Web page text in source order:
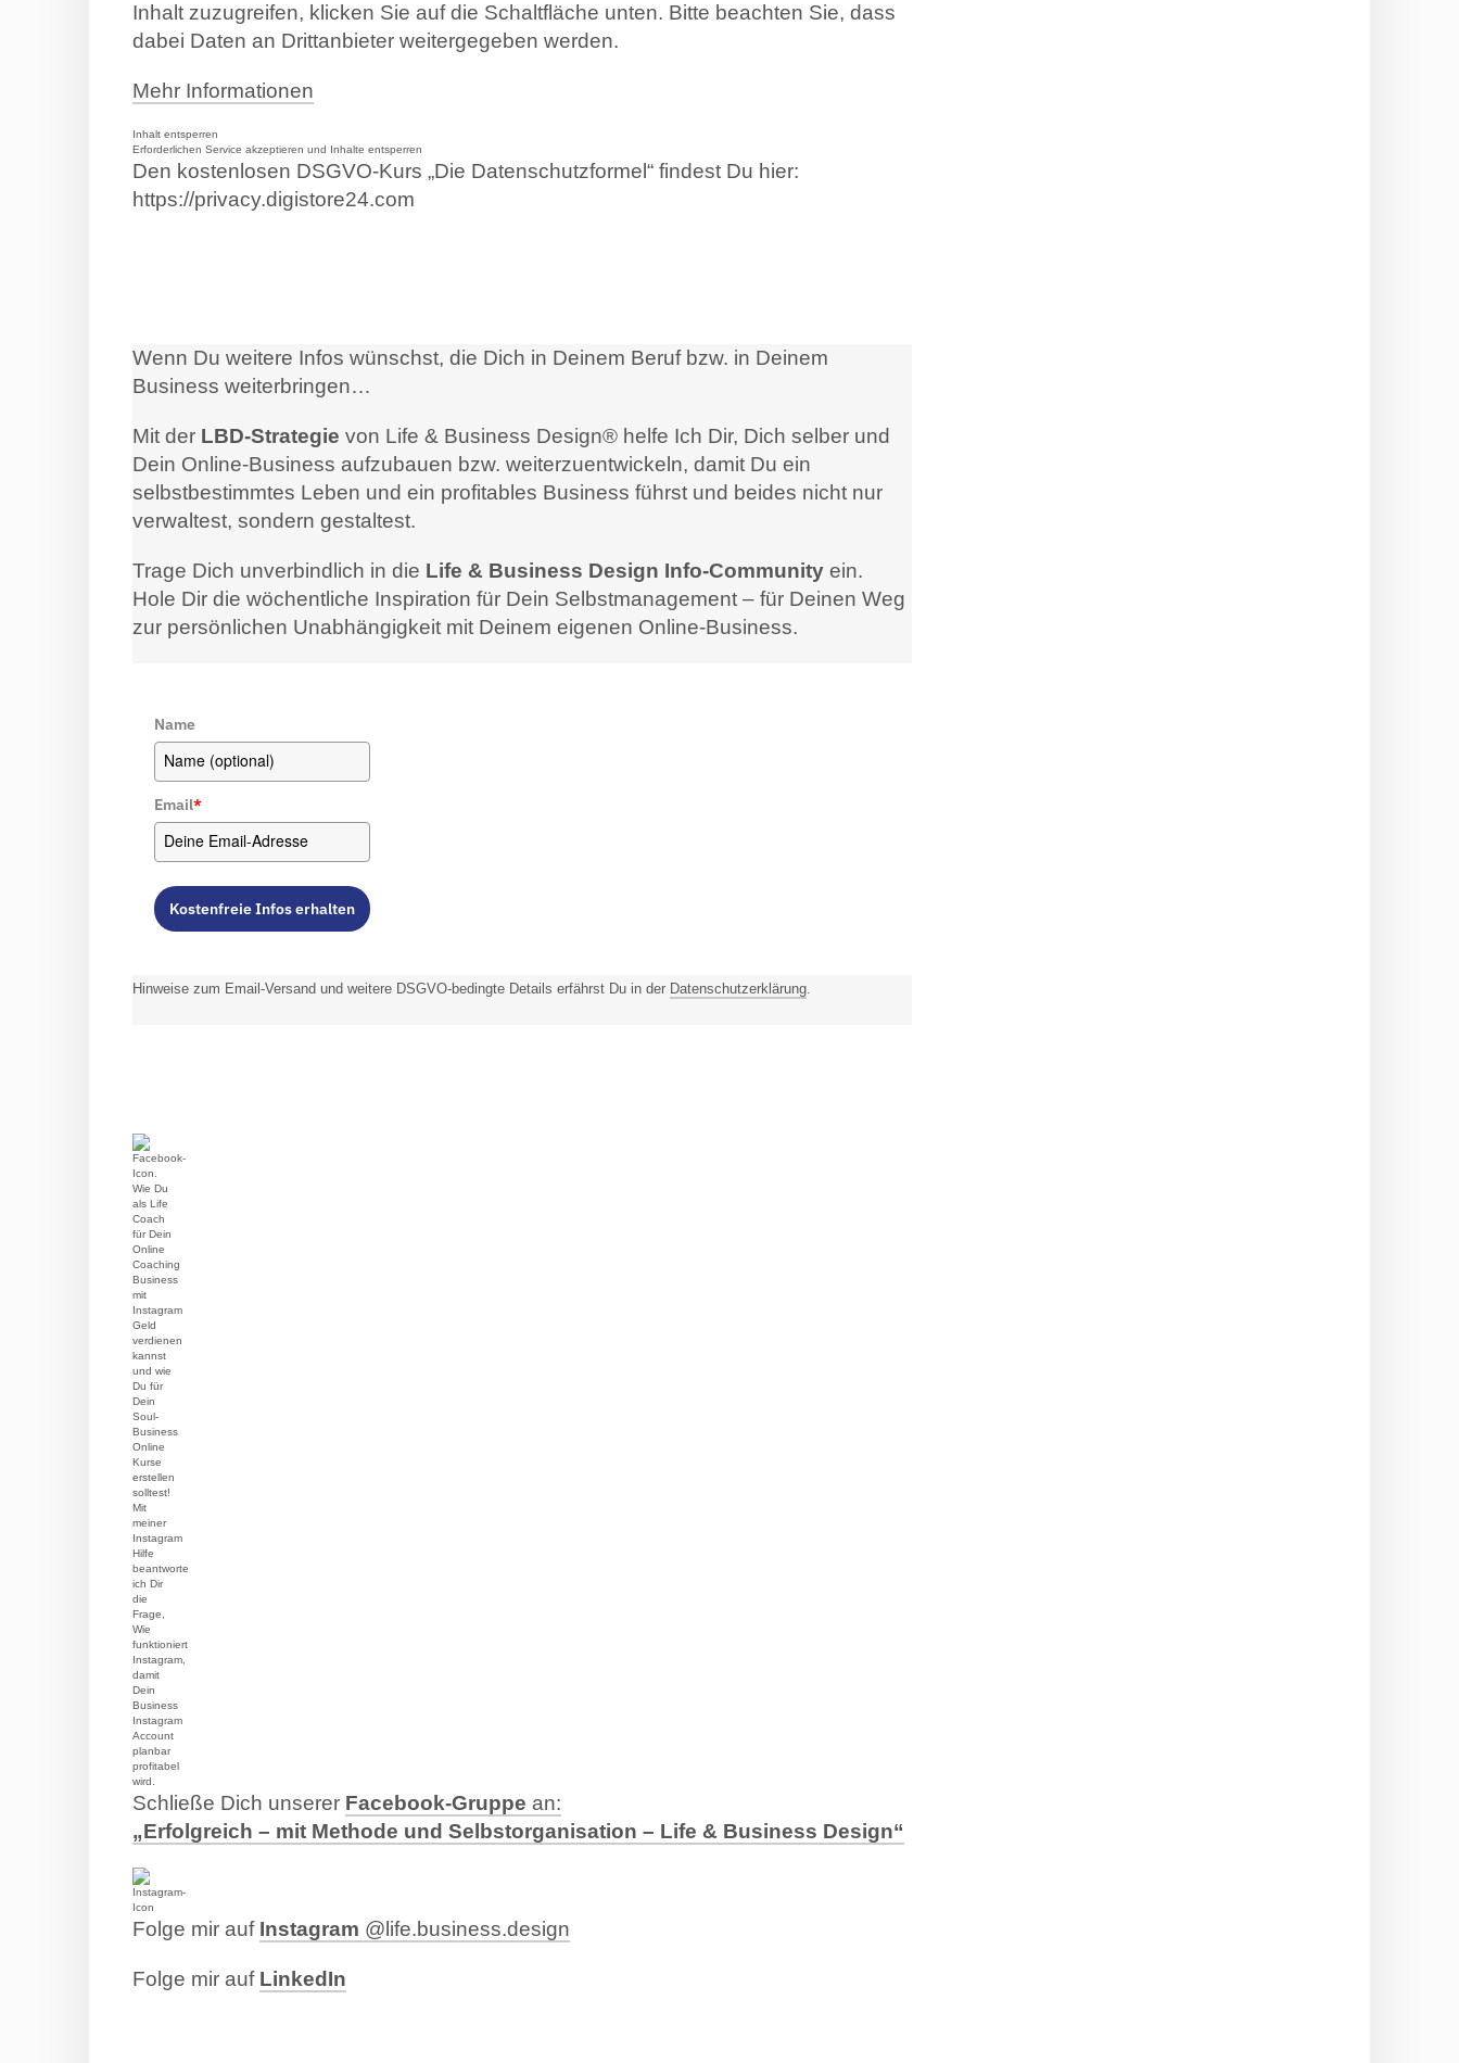
Inhalt zuzugreifen, klicken Sie auf die Schaltfläche unten. Bitte beachten Sie, dass
dabei Daten an Drittanbieter weitergegeben werden.
Mehr Informationen
Inhalt entsperren
Erforderlichen Service akzeptieren und Inhalte entsperren
Den kostenlosen DSGVO-Kurs „Die Datenschutzformel“ findest Du hier:
https://privacy.digistore24.com
Wenn Du weitere Infos wünschst, die Dich in Deinem Beruf bzw. in Deinem
Business weiterbringen…
Mit der LBD-Strategie von Life & Business Design® helfe Ich Dir, Dich selber und
Dein Online-Business aufzubauen bzw. weiterzuentwickeln, damit Du ein
selbstbestimmtes Leben und ein profitables Business führst und beides nicht nur
verwaltest, sondern gestaltest.
Trage Dich unverbindlich in die Life & Business Design Info-Community ein.
Hole Dir die wöchentliche Inspiration für Dein Selbstmanagement – für Deinen Weg
zur persönlichen Unabhängigkeit mit Deinem eigenen Online-Business.
Name
Email*
Kostenfreie Infos erhalten
Hinweise zum Email-Versand und weitere DSGVO-bedingte Details erfährst Du in der Datenschutzerklärung.
Schließe Dich unserer Facebook-Gruppe an:
„Erfolgreich – mit Methode und Selbstorganisation – Life & Business Design“
Folge mir auf Instagram @life.business.design
Folge mir auf LinkedIn